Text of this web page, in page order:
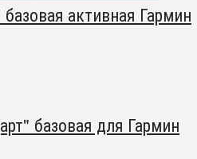
активная Гармин
базовая для Гармин